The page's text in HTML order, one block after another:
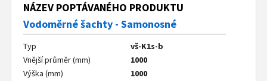
NÁZEV POPTÁVANÉHO PRODUKTU
Vodoměrné šachty - Samonosné
Typ
vš-K1s-b
Vnější průměr (mm)
1000
Výška (mm)
1000